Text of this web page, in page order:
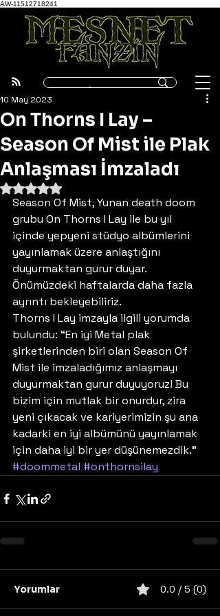
AW-11512718241
On Thorns I Lay –
Season Of Mist ile Plak
Anlaşması İmzaladı
10 May 2023
5 üzerinden NaN yıldız
Season Of Mist, Yunan death doom
grubu On Thorns I Lay ile bu yıl
içinde yepyeni stüdyo albümlerini
yayınlamak üzere anlaştığını
duyurmaktan gurur duyar.
Önümüzdeki haftalarda daha fazla
ayrıntı bekleyebiliriz.
Thorns I Lay imzayla ilgili yorumda
bulundu: “En iyi Metal plak
şirketlerinden biri olan Season Of
Mist ile imzaladığımız anlaşmayı
duyurmaktan gurur duyuyoruz! Bu
bizim için mutlak bir onurdur, zira
yeni çıkacak ve kariyerimizin şu ana
kadarki en iyi albümünü yayınlamak
için daha iyi bir yer düşünemezdik.”
#doommetal #onthornsilay
Yorumlar 0.0 / 5 (0)